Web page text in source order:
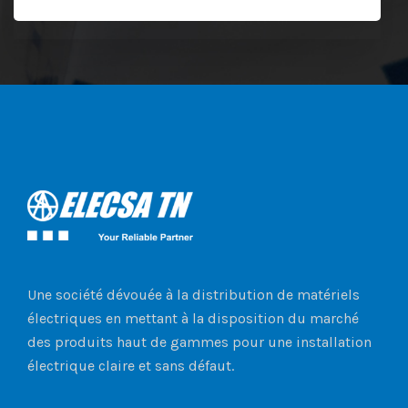
Une société dévouée à la distribution de matériels
électriques en mettant à la disposition du marché
des produits haut de gammes pour une installation
électrique claire et sans défaut.